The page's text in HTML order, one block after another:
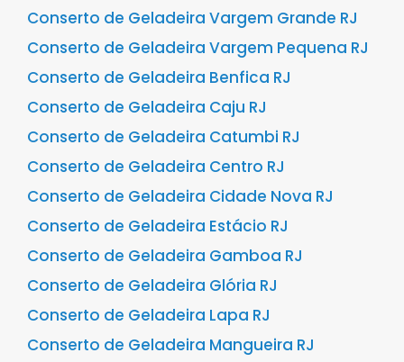
Conserto de Geladeira Vargem Grande RJ
Conserto de Geladeira Vargem Pequena RJ
Conserto de Geladeira Benfica RJ
Conserto de Geladeira Caju RJ
Conserto de Geladeira Catumbi RJ
Conserto de Geladeira Centro RJ
Conserto de Geladeira Cidade Nova RJ
Conserto de Geladeira Estácio RJ
Conserto de Geladeira Gamboa RJ
Conserto de Geladeira Glória RJ
Conserto de Geladeira Lapa RJ
Conserto de Geladeira Mangueira RJ